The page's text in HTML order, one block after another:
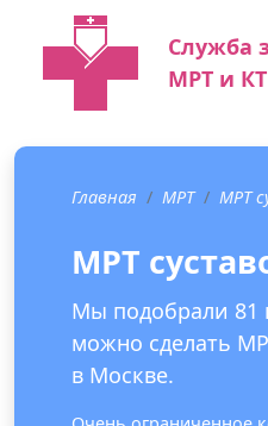
Служба
МРТ и
Главная МРТ МРТ
МРТ
Мы подобрали 81
можно сделать
в Москве.